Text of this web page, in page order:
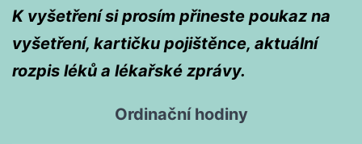
K vyšetření si prosím přineste poukaz na
vyšetření, kartičku pojištěnce, aktuální
rozpis léků a lékařské zprávy.
Ordinační hodiny